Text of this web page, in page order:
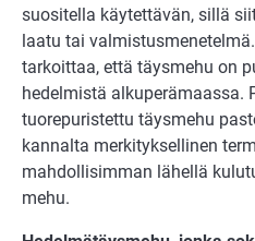
suositella käytettävän, sillä
laatu tai
tarkoittaa, että täysmehu on
hedelmistä alkuperämaassa.
tuorepuristettu täysmehu
kannalta merkityksellinen
mahdollisimman lähellä
mehu.